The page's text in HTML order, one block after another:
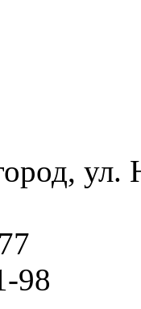
ул.
98